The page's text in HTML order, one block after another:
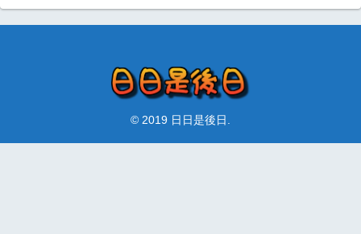
© 2019 日日是後日.